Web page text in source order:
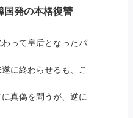
発の本格復讐
って皇后となったパ
に終わらせるも、こ
真偽を問うが、逆に